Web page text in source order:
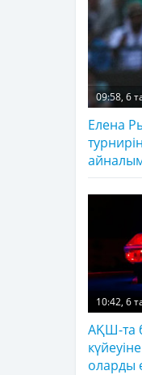
09:58, 6
Елена
10:42, 6
АҚШ-та
оларды